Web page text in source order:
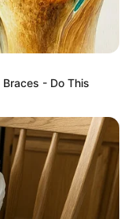
Actresses That
- Do This